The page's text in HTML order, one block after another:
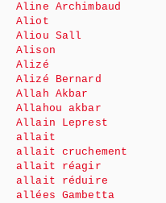
Aline Archimbaud
Aliot
Aliou Sall
Alison
Alizé
Alizé Bernard
Allah Akbar
Allahou akbar
Allain Leprest
allait
allait cruchement
allait réagir
allait réduire
allées Gambetta